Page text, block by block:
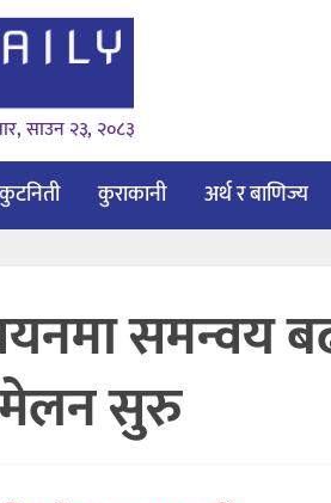
साउन २३, २०८३
कुटनिती कुराकानी अर्थ र बाणिज्य
समन्वय
सुरु